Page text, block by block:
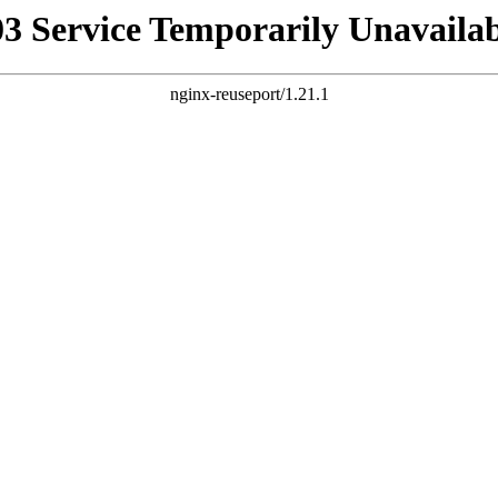
Service Temporarily
nginx-reuseport/1.21.1